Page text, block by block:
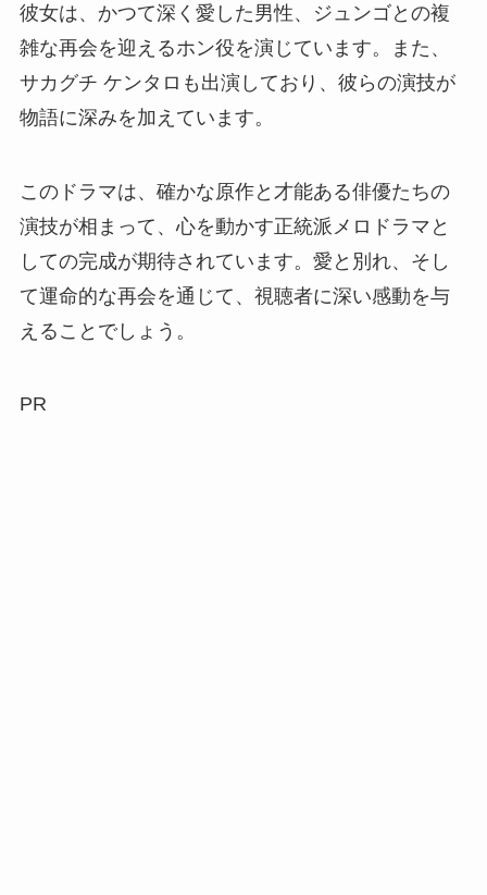
彼女は、かつて深く愛した男性、ジュンゴとの複
雑な再会を迎えるホン役を演じています。また、
サカグチ ケンタロも出演しており、彼らの演技が
物語に深みを加えています。
このドラマは、確かな原作と才能ある俳優たちの
演技が相まって、心を動かす正統派メロドラマと
しての完成が期待されています。愛と別れ、そし
て運命的な再会を通じて、視聴者に深い感動を与
えることでしょう。
PR